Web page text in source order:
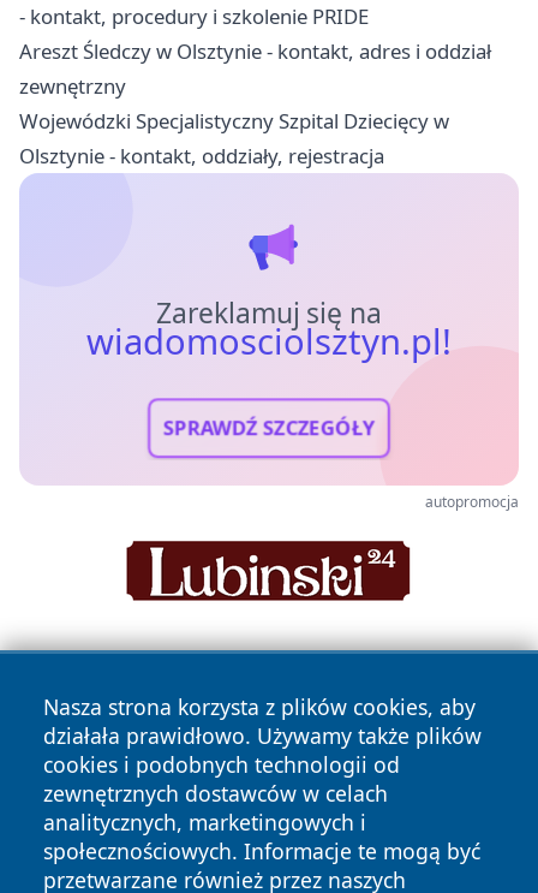
- kontakt, procedury i szkolenie PRIDE
Areszt Śledczy w Olsztynie - kontakt, adres i oddział
zewnętrzny
Wojewódzki Specjalistyczny Szpital Dziecięcy w
Olsztynie - kontakt, oddziały, rejestracja
Zareklamuj się na
wiadomosciolsztyn.pl!
SPRAWDŹ SZCZEGÓŁY
autopromocja
Nasza strona korzysta z plików cookies, aby
działała prawidłowo. Używamy także plików
cookies i podobnych technologii od
zewnętrznych dostawców w celach
analitycznych, marketingowych i
społecznościowych. Informacje te mogą być
przetwarzane również przez naszych
Copyright © 2026 wiadomosciolsztyn.pl Wszystkie prawa
zastrzeżone.